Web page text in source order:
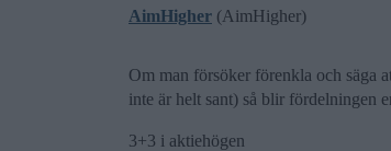
AimHigher (AimHigher)
Om man försöker förenkla och säga
inte är helt sant) så blir fördelningen
3+3 i aktiehögen